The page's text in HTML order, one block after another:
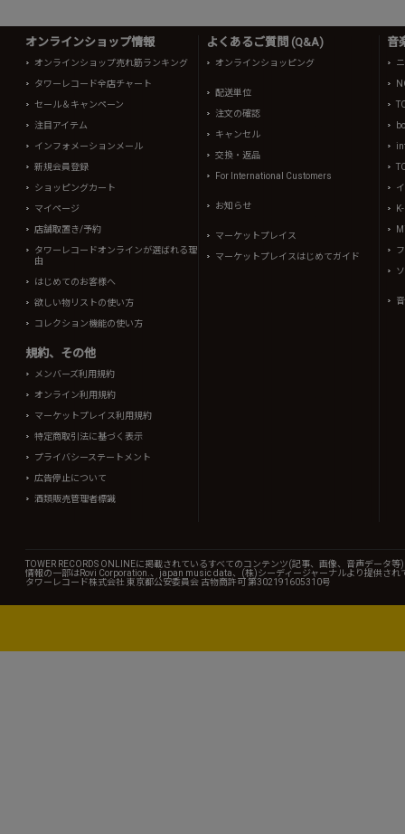
オンラインショップ情報
オンラインショップ売れ筋ランキング
タワーレコード全店チャート
セール＆キャンペーン
注目アイテム
インフォメーションメール
新規会員登録
ショッピングカート
マイページ
店舗取置き/予約
タワーレコードオンラインが選ばれる理
由
はじめてのお客様へ
欲しい物リストの使い方
コレクション機能の使い方
規約、その他
メンバーズ利用規約
オンライン利用規約
マーケットプレイス利用規約
特定商取引法に基づく表示
プライバシーステートメント
広告停止について
酒類販売管理者標識
よくあるご質問 (Q&A)
オンラインショッピング
配送単位
注文の確認
キャンセル
交換・返品
For International Customers
お知らせ
マーケットプレイス
マーケットプレイスはじめてガイド
音
TOWER RECORDS ONLINEに掲載されているすべてのコンテンツ(記事、画像、音声データ
情報の一部はRovi Corporation.、japan music data、(株)シーディージャーナルより提供され
タワーレコード株式会社 東京都公安委員会 古物商許可 第302191605310号